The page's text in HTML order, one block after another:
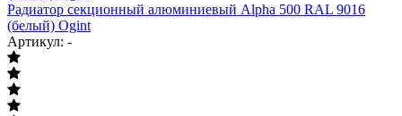
Радиатор секционный алюминиевый Alpha 500 RAL 9016
(белый) Ogint
Артикул: -